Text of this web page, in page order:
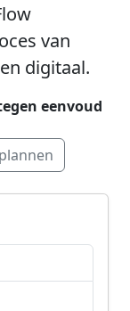
van
digitaal.
eenvoud